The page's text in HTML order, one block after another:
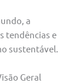
a
tendências e
sustentável.
Geral